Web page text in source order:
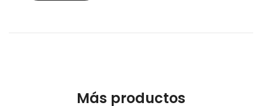
Más productos